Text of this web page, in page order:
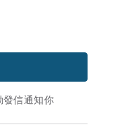
發信通知你